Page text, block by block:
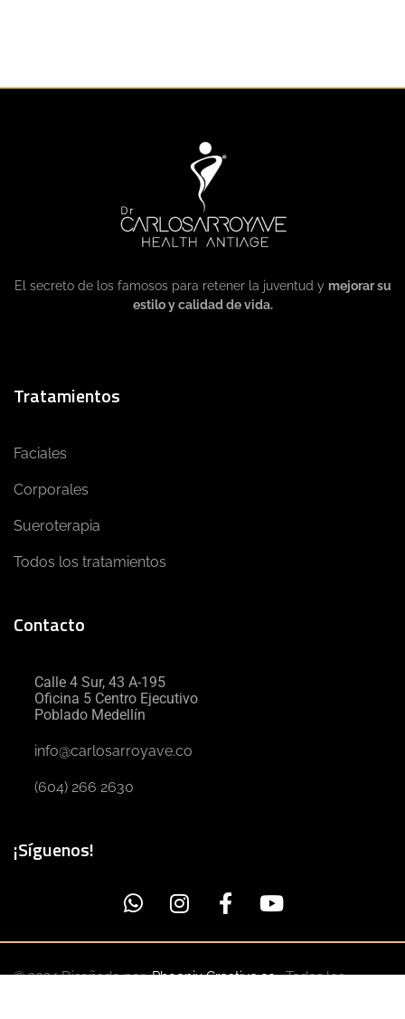
El secreto de los famosos para retener la juventud y mejorar su
estilo y calidad de vida.
Tratamientos
Faciales
Corporales
Sueroterapia
Todos los tratamientos
Contacto
Calle 4 Sur, 43 A-195
Oficina 5 Centro Ejecutivo
Poblado Medellín
info@carlosarroyave.co
(604) 266 2630
¡Síguenos!
© 2024 Diseñado porPhoenix Creative.co. Todos los